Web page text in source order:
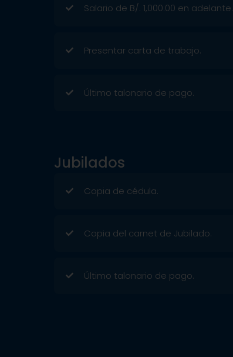
Salario de B/. 1,000.00 en adelante.
Presentar carta de trabajo.
Último talonario de pago.
Jubilados
Copia de cédula.
Copia del carnet de Jubilado.
Último talonario de pago.